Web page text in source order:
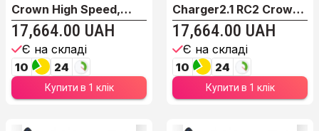
Crown High Speed,
Low...
17,664.00 UAH
Є на складі
10 24
Купити в 1 клік
Charger2.1 RC2 Crown
LYR...
17,664.00 UAH
Є на складі
10 24
Купити в 1 клік